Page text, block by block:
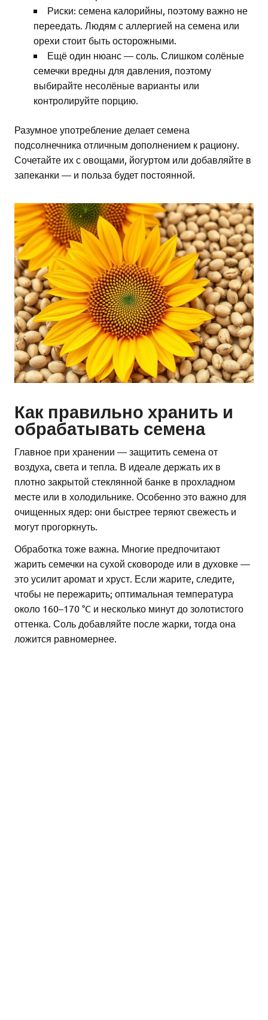
Риски: семена калорийны, поэтому важно не
переедать. Людям с аллергией на семена или
орехи стоит быть осторожными.
Ещё один нюанс — соль. Слишком солёные
семечки вредны для давления, поэтому
выбирайте несолёные варианты или
контролируйте порцию.
Разумное употребление делает семена
подсолнечника отличным дополнением к рациону.
Сочетайте их с овощами, йогуртом или добавляйте в
запеканки — и польза будет постоянной.
Как правильно хранить и
обрабатывать семена
Главное при хранении — защитить семена от
воздуха, света и тепла. В идеале держать их в
плотно закрытой стеклянной банке в прохладном
месте или в холодильнике. Особенно это важно для
очищенных ядер: они быстрее теряют свежесть и
могут прогоркнуть.
Обработка тоже важна. Многие предпочитают
жарить семечки на сухой сковороде или в духовке —
это усилит аромат и хруст. Если жарите, следите,
чтобы не пережарить; оптимальная температура
около 160–170 °C и несколько минут до золотистого
оттенка. Соль добавляйте после жарки, тогда она
ложится равномернее.